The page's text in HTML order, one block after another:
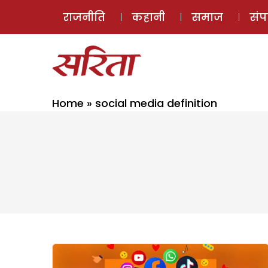
राजनीति कहानी समाज
Home » social media definition